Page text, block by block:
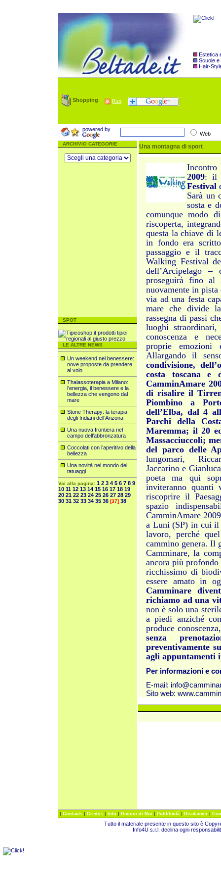
Estetica
Scuole e
Hair-
Shopping
powered by
Web
ARCHIVIO CATEGORIE
SPOT
LE ALTRE NEWS
Un weekend nel benessere:
nove proposte da prendere
al volo
Thalassoterapia a Milano:
l’energia, il benessere e la
bellezza che vengono dal
mare
Stone Therapy: la terapia
degli Indiani dell’Arizona
Una nuova frontiera nel
campo dell’abbronzatura
Coccolati con l’aperitivo della
bellezza
Una novità nel mondo dei
tatuaggi
Vai alla pagina: 1 2 3 4 5 6 7 8 9
10 11 12 13 14 15 16 17 18 19
20 21 22 23 24 25 26 27 28 29
30 31 32 33 34 35 36 [37] 38
Una montagna di sport
2009: il
Festival
Sarà un
sosta e
comunque modo
riscoperta,
questa la chiave di
in fondo era
passaggio e il
Walking Festival d
dell’Arcipelago
proseguirà fino al
nuovamente in
via ad una festa
mare che divide
rassegna di passi
luoghi
conoscenza e
proprie emozioni
Allargando il
condivisione,
costa toscana e
CamminAmare
di risalire il
Piombino a
dell’Elba, dal 4
Parchi della
Maremma; il 20
Massacciuccoli;
del parco delle
lungomari,
Jaccarino e
poeta ma qui
inviteranno quanti
riscoprire il
spazio
CamminAmare
a Luni (SP) in cui il
lavoro, perché
cammino genera. Il
Camminare, la
ancora più
ricchissimo di
essere amato in
Camminare
richiamo ad una
non è solo una
a piedi anziché
produce
senza
preventivamente
agli appuntamenti
Per informazioni e
E-mail:
Sito web:
| Contacts | Credits | Info | Dicono di Noi | Pubblicità | Disclaimer |
Tutto il materiale presente in questo sito è
Info4U s.r.l. declina ogni